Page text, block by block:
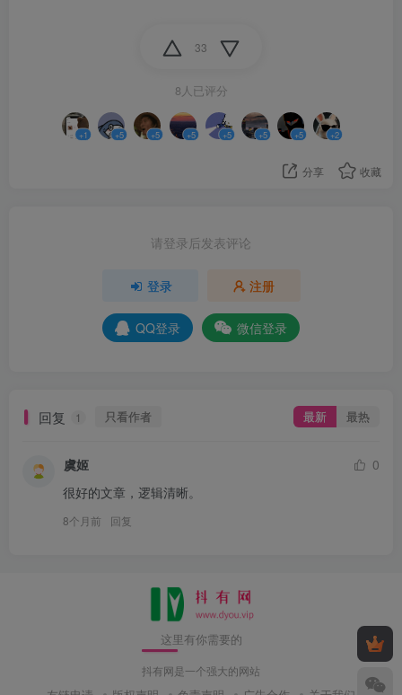
33
8人已评分
+1 +5 +5 +5 +5 +5 +5 +2
分享 收藏
请登录后发表评论
登录 注册
QQ登录 微信登录
回复 1 只看作者 最新 最热
虞姬
0
很好的文章，逻辑清晰。
8个月前 回复
这里有你需要的
抖有网是一个强大的网站